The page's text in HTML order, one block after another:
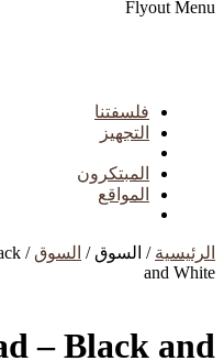
Flyout Menu
فلسفتنا
التجهيز
المبتكرون
المواقع
الرئيسية / السوق / السوق /
and White
– Black and